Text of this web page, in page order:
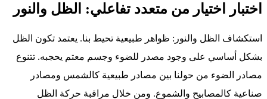
اختبار اختيار من متعدد تفاعلي: الظل والنور
استكشاف الظل والنور: ظواهر طبيعية تحيط بنا. يعتمد تكون الظل
بشكل أساسي على وجود مصدر للضوء وجسم معتم يحجبه. تتنوع
مصادر الضوء من حولنا بين مصادر طبيعية كالشمس ومصادر
صناعية كالمصابيح والشموع. ومن خلال مراقبة حركة الظل